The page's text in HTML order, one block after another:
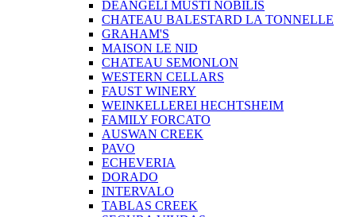
DEANGELI MUSTI NOBILIS
CHATEAU BALESTARD LA TONNELLE
GRAHAM'S
MAISON LE NID
CHATEAU SEMONLON
WESTERN CELLARS
FAUST WINERY
WEINKELLEREI HECHTSHEIM
FAMILY FORCATO
AUSWAN CREEK
PAVO
ECHEVERIA
DORADO
INTERVALO
TABLAS CREEK